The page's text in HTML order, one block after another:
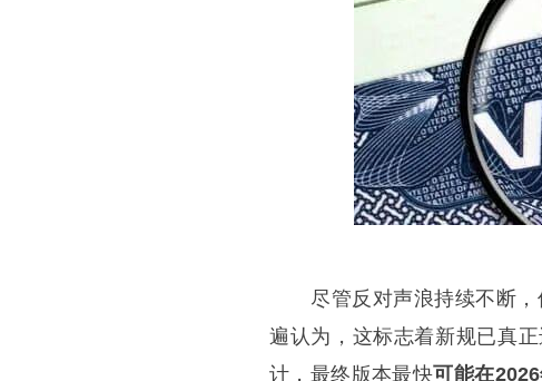
尽管反对声浪持续不断，
遍认为，这标志着新规已真
计，最终版本最快可能在